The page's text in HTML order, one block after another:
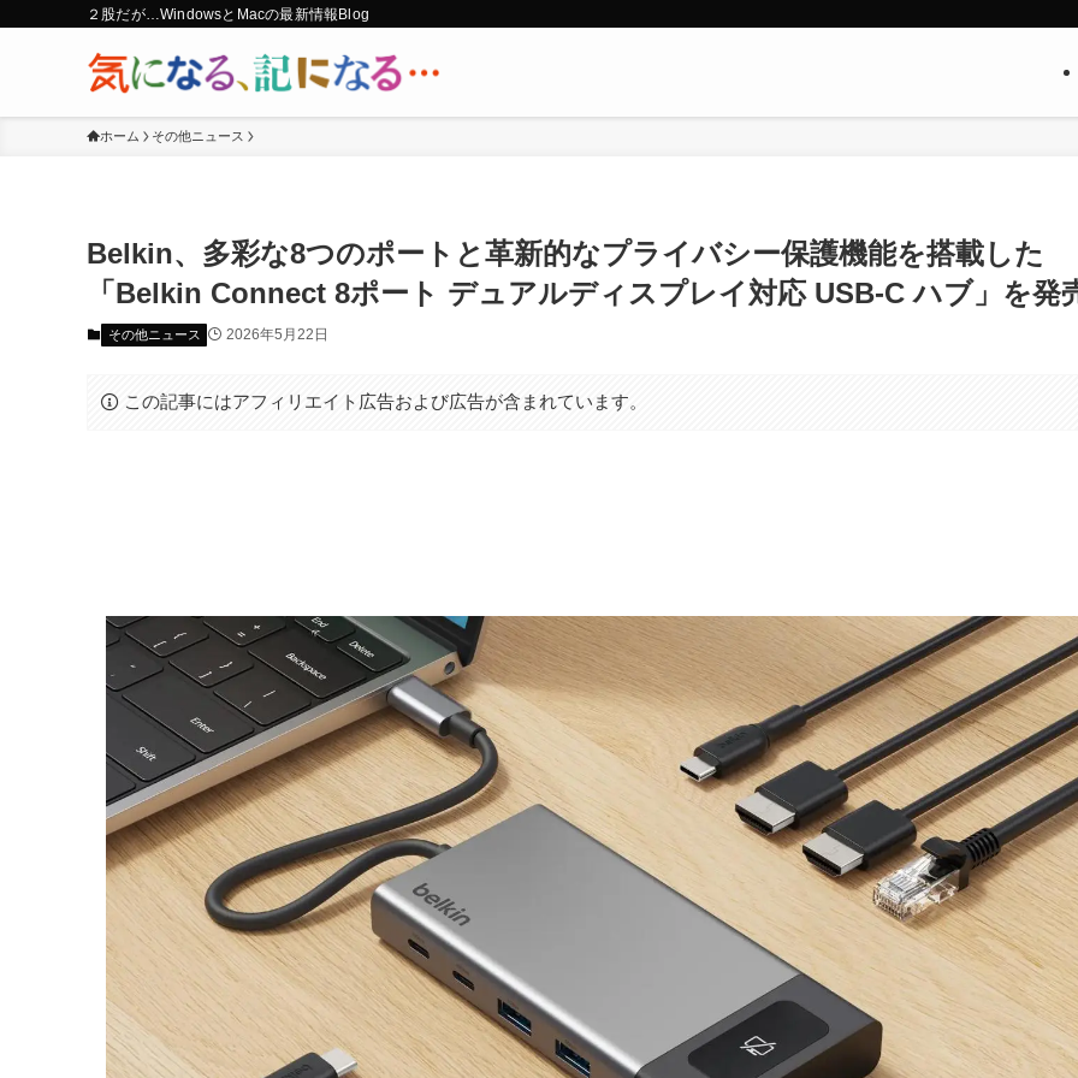
２股だが…WindowsとMacの最新情報Blog
ホーム その他ニュース
Belkin、多彩な8つのポートと革新的なプライバシー保護機能を搭載した
「Belkin Connect 8ポート デュアルディスプレイ対応 USB-C ハブ」を発
その他ニュース 2026年5月22日
この記事にはアフィリエイト広告および広告が含まれています。